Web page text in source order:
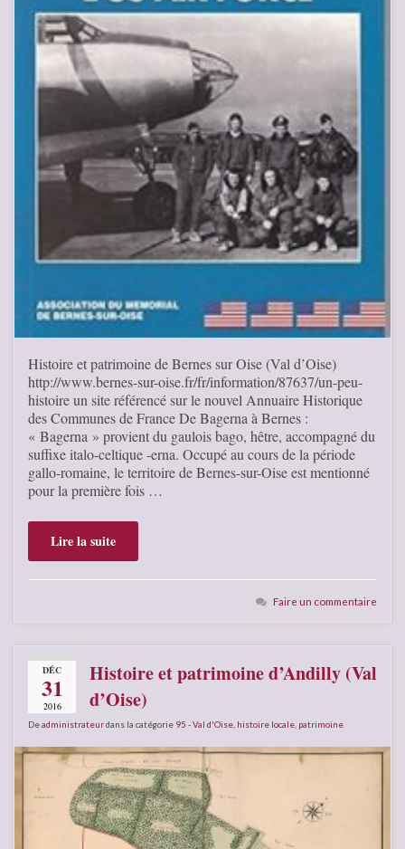
Histoire et patrimoine de Bernes sur Oise (Val d’Oise)
http://www.bernes-sur-oise.fr/fr/information/87637/un-peu-
histoire un site référencé sur le nouvel Annuaire Historique
des Communes de France De Bagerna à Bernes :
« Bagerna » provient du gaulois bago, hêtre, accompagné du
suffixe italo-celtique -erna. Occupé au cours de la période
gallo-romaine, le territoire de Bernes-sur-Oise est mentionné
pour la première fois …
Lire la suite
Faire un commentaire
DÉC
31
2016
Histoire et patrimoine d’Andilly (Val
d’Oise)
Deadministrateurdans la catégorie 95 - Val d'Oise histoire locale patrimoine